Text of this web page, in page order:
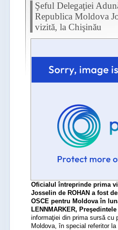
Şeful Delegaţiei
Republica Moldova
vizită, la Chişinău
Oficialul întreprinde prima
Josselin de ROHAN a fost
OSCE pentru Moldova în
LENNMARKER,
informaţiei din prima sursă cu
Moldova, în special referitor